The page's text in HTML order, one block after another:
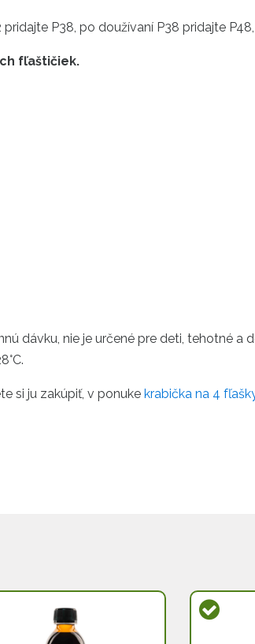
P38, po doužívaní P38 pridajte P48,
fľaštičiek.
dávku, nie je určené pre deti, tehotné a
si ju zakúpiť, v ponuke krabička na 4